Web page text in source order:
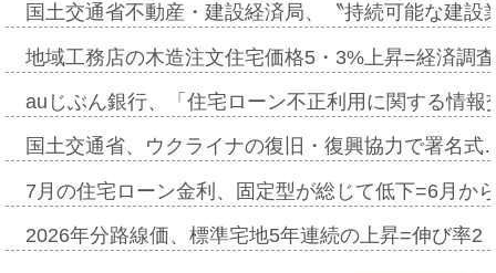
国土交通省不動産・建設経済局、〝持続可能な建
地域工務店の木造注文住宅価格5・3%上昇=経済調
auじぶん銀行、「住宅ローン不正利用に関する情
国土交通省、ウクライナの復旧・復興協力で署名
7月の住宅ローン金利、固定型が総じて低下=6月か
2026年分路線価、標準宅地5年連続の上昇=伸び率